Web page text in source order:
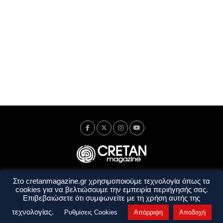
Ταυτότητα Πολιτική Απορρήτου
Όροι Χρήσης
Όροι και Προϋποθέσεις
Στο cretanmagazine.gr χρησιμοποιούμε τεχνολογία όπως τα
cookies για να βελτιώσουμε την εμπειρία περιήγησής σας.
Επιβεβαιώσετε ότι συμφωνείτε με τη χρήση αυτής της
τεχνολογίας.
Ρυθμίσεις Cookies Απόρριψη Αποδοχή